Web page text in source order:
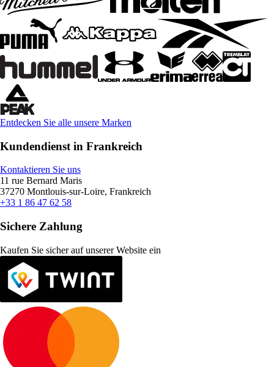
Entdecken Sie alle unsere Marken
Kundendienst in Frankreich
Kontaktieren Sie uns
11 rue Bernard Maris
37270 Montlouis-sur-Loire, Frankreich
+33 1 86 47 62 58
Sichere Zahlung
Kaufen Sie sicher auf unserer Website ein